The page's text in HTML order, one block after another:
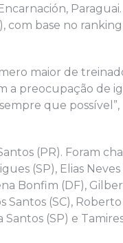
Paraguai.
com base no ranking
maior de
a preocupação de
que possível”,
(PR). Foram
(SP), Elias Neves
Bonfim (DF),
Santos (SC),
Santos (SP) e